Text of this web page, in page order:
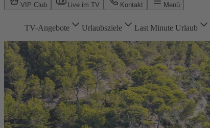
VIP Club Live im TV Kontakt Menü
TV-Angebote Urlaubsziele Last Minute Urlaub